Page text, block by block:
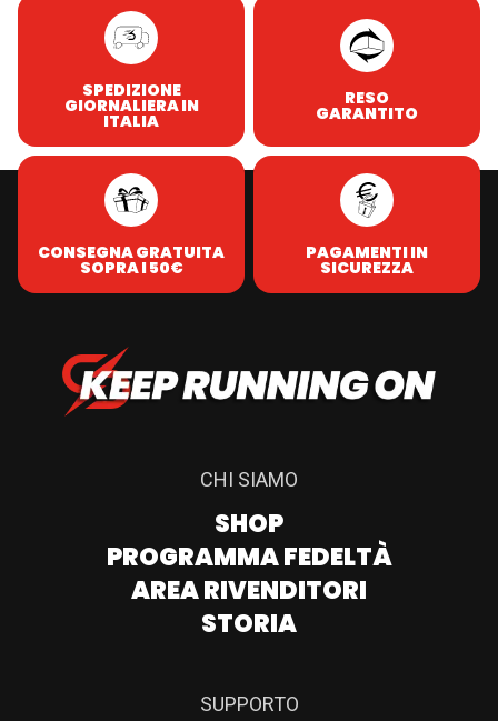
SPEDIZIONE
GIORNALIERA IN
ITALIA
RESO
GARANTITO
CONSEGNA GRATUITA
SOPRA I 50€
PAGAMENTI IN
SICUREZZA
CHI SIAMO
SHOP
PROGRAMMA FEDELTÀ
AREA RIVENDITORI
STORIA
SUPPORTO